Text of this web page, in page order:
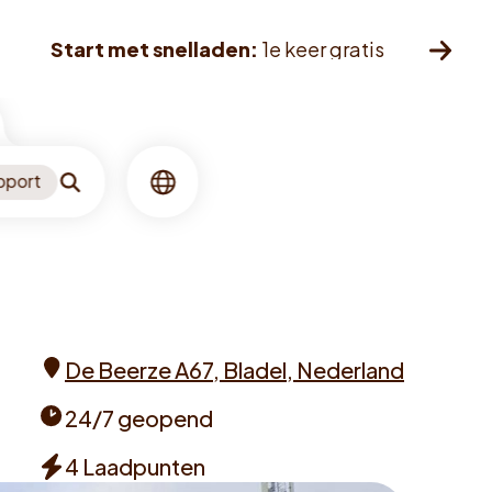
Start met snelladen: 1e keer gratis
Zoeken Taal
De Beerze A67, Bladel, Nederland
times
24/7 geopend
4 Laadpunten